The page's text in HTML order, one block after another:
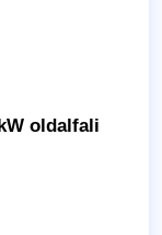
oldalfali